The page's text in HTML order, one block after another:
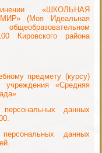
«ШКОЛЬНАЯ
(Моя Идеальная
Кировского района
предмету (курсу)
учреждения «Средняя
данных
данных